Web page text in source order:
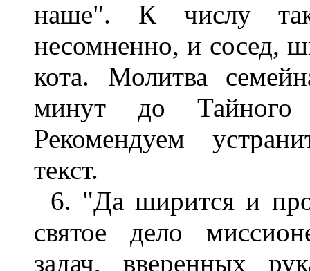
наше". К числу
несомненно, и сосед,
кота. Молитва
минут до
Рекомендуем
текст.
6. "Да ширится и
святое дело
задач, вверенных